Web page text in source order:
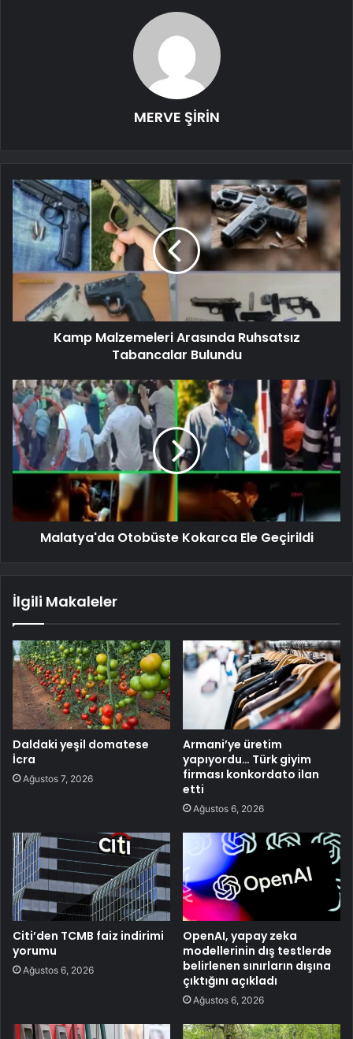
MERVE ŞİRİN
Kamp Malzemeleri Arasında Ruhsatsız
Tabancalar Bulundu
Malatya'da Otobüste Kokarca Ele Geçirildi
İlgili Makaleler
Daldaki yeşil domatese
İcra
Ağustos 7, 2026
Armani’ye üretim
yapıyordu… Türk giyim
firması konkordato ilan
etti
Ağustos 6, 2026
Citi’den TCMB faiz indirimi
yorumu
Ağustos 6, 2026
OpenAI, yapay zeka
modellerinin dış testlerde
belirlenen sınırların dışına
çıktığını açıkladı
Ağustos 6, 2026